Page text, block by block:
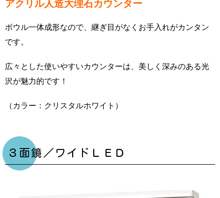
アクリル人造大理石カウンター
ボウル一体成形なので、継ぎ目がなくお手入れがカンタン
です。
広々とした使いやすいカウンターは、美しく深みのある光
沢が魅力的です！
（カラー：クリスタルホワイト）
３面鏡／ワイドＬＥＤ